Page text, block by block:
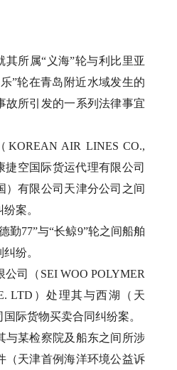
其所属“义海”轮与利比里亚
”轮在青岛附近水域发生的
故所引发的一系列法律事宜
AIR LINES CO.,
空国际货运代理有限公司
）有限公司天津分公司之间
案。
勤77”与“长鲸9”轮之间船舶
纷。
司（SEI WOO POLYMER
LTD）处理其与西湖（天
际货物买卖合同纠纷案。
与某检察院及船东之间所涉
（天津首例海洋环境公益诉